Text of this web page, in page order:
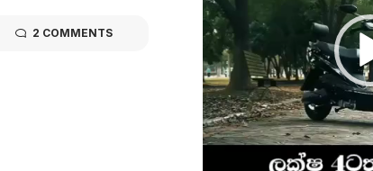
2 COMMENTS